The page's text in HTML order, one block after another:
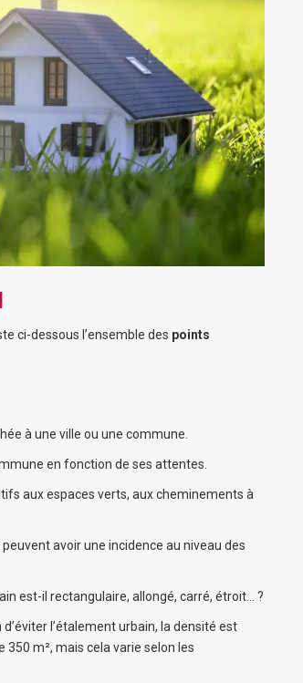
ci-dessous l’ensemble des points
à une ville ou une commune.
en fonction de ses attentes.
aux espaces verts, aux cheminements à
avoir une incidence au niveau des
est-il rectangulaire, allongé, carré, étroit… ?
l’étalement urbain, la densité est
350 m², mais cela varie selon les